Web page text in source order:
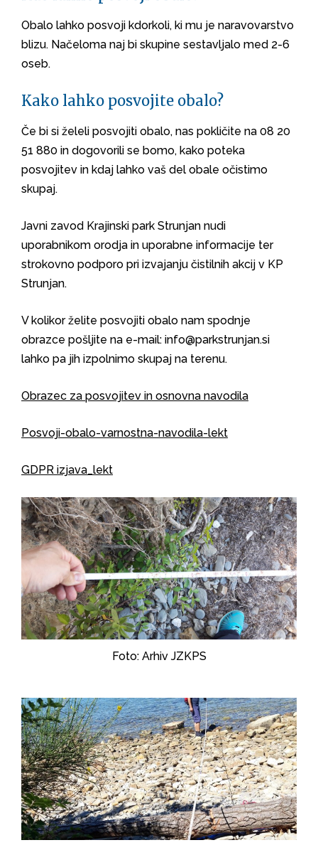
Obalo lahko posvoji kdorkoli, ki mu je naravovarstvo
blizu. Načeloma naj bi skupine sestavljalo med 2-6
oseb.
Kako lahko posvojite obalo?
Če bi si želeli posvojiti obalo, nas pokličite na 08 20
51 880 in dogovorili se bomo, kako poteka
posvojitev in kdaj lahko vaš del obale očistimo
skupaj.
Javni zavod Krajinski park Strunjan nudi
uporabnikom orodja in uporabne informacije ter
strokovno podporo pri izvajanju čistilnih akcij v KP
Strunjan.
V kolikor želite posvojiti obalo nam spodnje
obrazce pošljite na e-mail: info@parkstrunjan.si
lahko pa jih izpolnimo skupaj na terenu.
Obrazec za posvojitev in osnovna navodila
Posvoji-obalo-varnostna-navodila-lekt
GDPR izjava_lekt
Foto: Arhiv JZKPS